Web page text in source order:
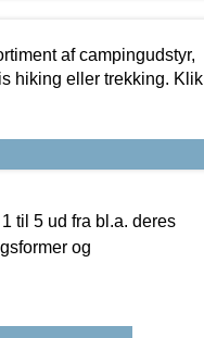
af campingudstyr,
hiking eller trekking. Klik
til 5 ud fra bl.a. deres
og